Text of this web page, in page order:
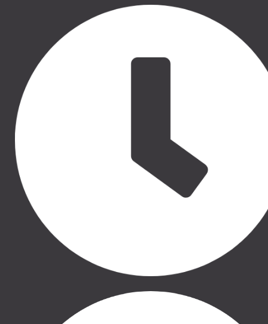
THULE | AUTO BAGĀŽNIEKI
THULE | VELO TURĒTĀJI
THULE | MARĶĪZES UN SĀNU
THULE | SOMAS
CASE LOGIC | SOMAS